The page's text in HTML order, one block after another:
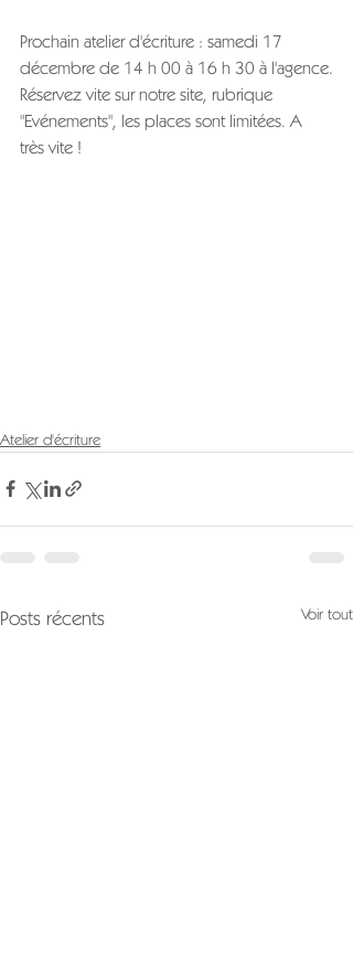
Prochain atelier d'écriture : samedi 17
décembre de 14 h 00 à 16 h 30 à l'agence.
Réservez vite sur notre site, rubrique
"Evénements", les places sont limitées. A
très vite !
Atelier d'écriture
Posts récents Voir tout